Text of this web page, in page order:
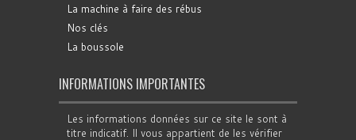
La machine à faire des rébus
Nos clés
La boussole
INFORMATIONS IMPORTANTES
Les informations données sur ce site le sont à
titre indicatif. Il vous appartient de les vérifier